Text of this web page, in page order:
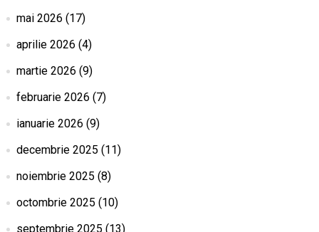
mai 2026 (17)
aprilie 2026 (4)
martie 2026 (9)
februarie 2026 (7)
ianuarie 2026 (9)
decembrie 2025 (11)
noiembrie 2025 (8)
octombrie 2025 (10)
septembrie 2025 (13)